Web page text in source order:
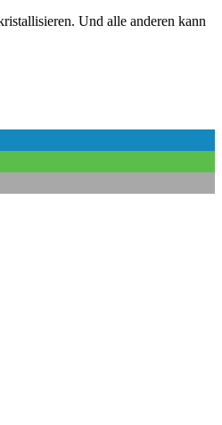
Und alle anderen kann